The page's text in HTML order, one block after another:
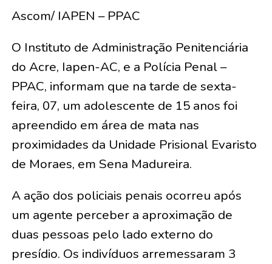
Ascom/ IAPEN – PPAC
O Instituto de Administração Penitenciária
do Acre, Iapen-AC, e a Polícia Penal –
PPAC, informam que na tarde de sexta-
feira, 07, um adolescente de 15 anos foi
apreendido em área de mata nas
proximidades da Unidade Prisional Evaristo
de Moraes, em Sena Madureira.
A ação dos policiais penais ocorreu após
um agente perceber a aproximação de
duas pessoas pelo lado externo do
presídio. Os indivíduos arremessaram 3